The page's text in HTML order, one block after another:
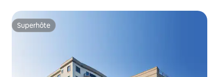
Superhôte
Superhôte